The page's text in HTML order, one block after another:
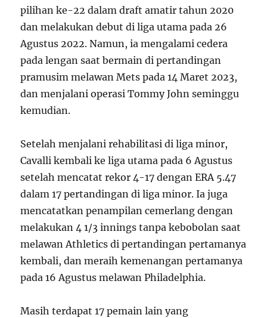
pilihan ke-22 dalam draft amatir tahun 2020
dan melakukan debut di liga utama pada 26
Agustus 2022. Namun, ia mengalami cedera
pada lengan saat bermain di pertandingan
pramusim melawan Mets pada 14 Maret 2023,
dan menjalani operasi Tommy John seminggu
kemudian.
Setelah menjalani rehabilitasi di liga minor,
Cavalli kembali ke liga utama pada 6 Agustus
setelah mencatat rekor 4-17 dengan ERA 5.47
dalam 17 pertandingan di liga minor. Ia juga
mencatatkan penampilan cemerlang dengan
melakukan 4 1/3 innings tanpa kebobolan saat
melawan Athletics di pertandingan pertamanya
kembali, dan meraih kemenangan pertamanya
pada 16 Agustus melawan Philadelphia.
Masih terdapat 17 pemain lain yang